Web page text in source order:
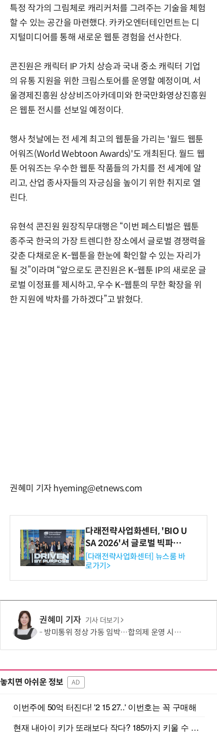
특정 작가의 그림체로 캐리커처를 그려주는 기술을 체험
할 수 있는 공간을 마련했다. 카카오엔터테인먼트는 디
지털미디어를 통해 새로운 웹툰 경험을 선사한다.
콘진원은 캐릭터 IP 가치 상승과 국내 중소 캐릭터 기업
의 유통 지원을 위한 크림스토어를 운영할 예정이며, 서
울경제진흥원 상상비즈아카데미와 한국만화영상진흥원
은 웹툰 전시를 선보일 예정이다.
행사 첫날에는 전 세계 최고의 웹툰을 가리는 '월드 웹툰
어워즈(World Webtoon Awards)'도 개최된다. 월드 웹
툰 어워즈는 우수한 웹툰 작품들의 가치를 전 세계에 알
리고, 산업 종사자들의 자긍심을 높이기 위한 취지로 열
린다.
유현석 콘진원 원장직무대행은 “이번 페스티벌은 웹툰
종주국 한국의 가장 트렌디한 장소에서 글로벌 경쟁력을
갖춘 다채로운 K-웹툰을 한눈에 확인할 수 있는 자리가
될 것”이라며 “앞으로도 콘진원은 K-웹툰 IP의 새로운 글
로벌 이정표를 제시하고, 우수 K-웹툰의 무한 확장을 위
한 지원에 박차를 가하겠다”고 밝혔다.
권혜미 기자 hyeming@etnews.com
다래전략사업화센터, 'BIO U
SA 2026'서 글로벌 빅파마
와의 비즈니스 미팅 지원…K
-바이오 해외 진출 교두보 확
보
[다래전략사업화센터] 뉴스룸 바
로가기>
권혜미 기자 기사 더보기
방미통위 정상 가동 임박…합의제 운영 시험대
놓치면 아쉬운 정보 AD